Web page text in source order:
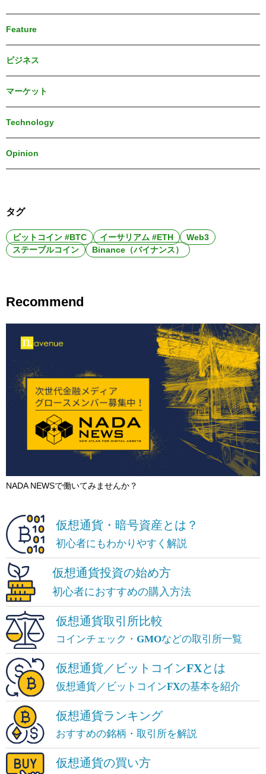
Feature
ビジネス
マーケット
Technology
Opinion
タグ
ビットコイン #BTC イーサリアム #ETH
Web3
ステーブルコイン
Binance（バイナンス）
Recommend
NADA NEWSで働いてみませんか？